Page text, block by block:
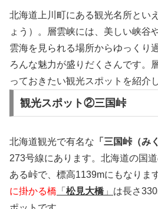
北海道上川町にある観光名所とい
ょう）。層雲峡には、美しい峡谷
雲海を見られる場所からゆっくり
ろんな魅力が盛りだくさんです。
っておきたい観光スポットを紹介
観光スポット②三国峠
北海道観光で有名な 「三国峠（み
273号線にあります。北海道の国
ある峠で、標高1139mにもなります
に掛かる橋 「 松見大橋」 は長さ